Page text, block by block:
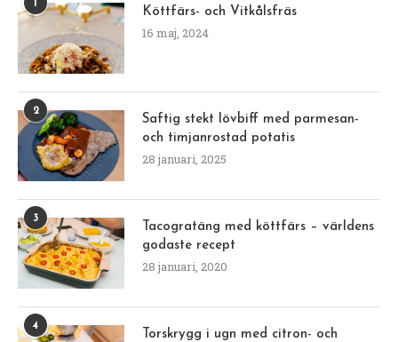
Köttfärs- och Vitkålsfräs
16 maj, 2024
2
Saftig stekt lövbiff med parmesan-
och timjanrostad potatis
28 januari, 2025
3
Tacogratäng med köttfärs – världens
godaste recept
28 januari, 2020
4
Torskrygg i ugn med citron- och